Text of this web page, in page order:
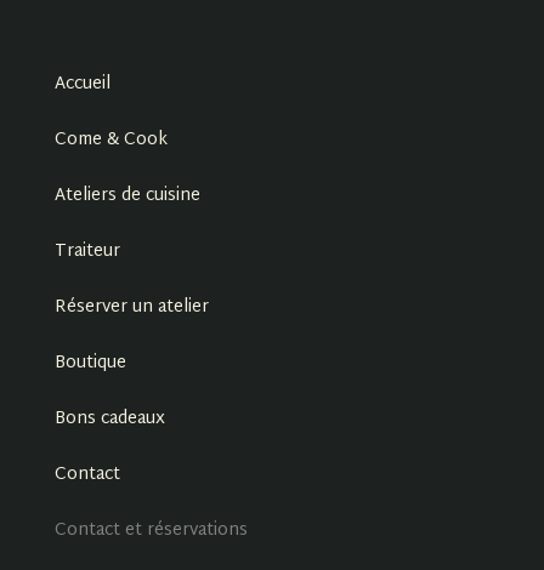
Accueil
Come & Cook
Ateliers de cuisine
Traiteur
Réserver un atelier
Boutique
Bons cadeaux
Contact
Contact et réservations